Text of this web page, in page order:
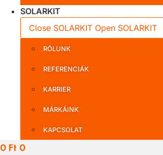
SOLARKIT
Close SOLARKIT Open SOLARKIT
RÓLUNK
REFERENCIÁK
KARRIER
MÁRKÁINK
KAPCSOLAT
0 Ft 0